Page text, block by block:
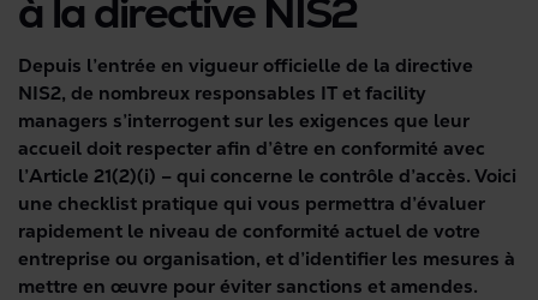
à la directive NIS2
Depuis l’entrée en vigueur officielle de la directive
NIS2, de nombreux responsables IT et facility
managers s’interrogent sur les exigences que leur
accueil doit respecter afin d’être en conformité avec
l’Article 21(2)(i) – qui concerne le contrôle d’accès. Voici
une checklist pratique qui vous permettra d’évaluer
rapidement le niveau de conformité actuel de votre
entreprise ou organisation, et d’identifier les mesures à
mettre en œuvre pour éviter sanctions et amendes.